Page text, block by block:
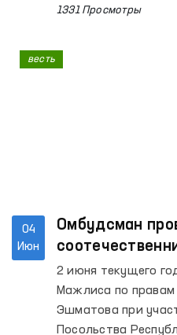
колонии по
района и
1331 Просмотры
04
Июн
Омбудсман
2 июня текущего
Мажлиса по
Эшматова при
Посольства
весть